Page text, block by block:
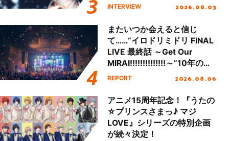
「Amore」インタビュー
INTERVIEW 2026.08.03
またいつか会えると信じ
て……“イロドリミドリ FINAL
LIVE 最終話 ～Get Our
MIRAI!!!!!!!!!!!!!!～”10年の活
動を経てファイナルを迎える
REPORT 2026.08.06
アニメ15周年記念！『うたの
☆プリンスさまっ♪ マジ
LOVE』シリーズの特別企画
が続々決定！